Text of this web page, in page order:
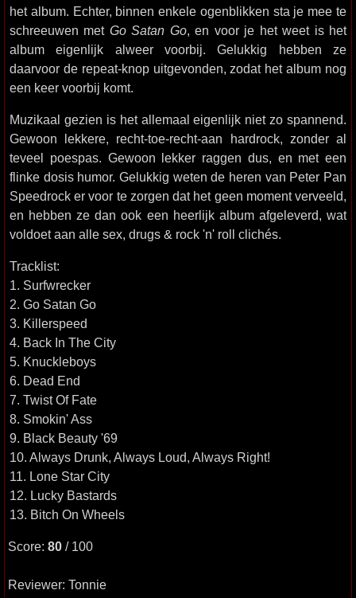
het album. Echter, binnen enkele ogenblikken sta je mee te
schreeuwen met Go Satan Go, en voor je het weet is het
album eigenlijk alweer voorbij. Gelukkig hebben ze
daarvoor de repeat-knop uitgevonden, zodat het album nog
een keer voorbij komt.
Muzikaal gezien is het allemaal eigenlijk niet zo spannend.
Gewoon lekkere, recht-toe-recht-aan hardrock, zonder al
teveel poespas. Gewoon lekker raggen dus, en met een
flinke dosis humor. Gelukkig weten de heren van Peter Pan
Speedrock er voor te zorgen dat het geen moment verveeld,
en hebben ze dan ook een heerlijk album afgeleverd, wat
voldoet aan alle sex, drugs & rock 'n' roll clichés.
Tracklist:
1. Surfwrecker
2. Go Satan Go
3. Killerspeed
4. Back In The City
5. Knuckleboys
6. Dead End
7. Twist Of Fate
8. Smokin' Ass
9. Black Beauty '69
10. Always Drunk, Always Loud, Always Right!
11. Lone Star City
12. Lucky Bastards
13. Bitch On Wheels
Score: 80 / 100
Reviewer: Tonnie